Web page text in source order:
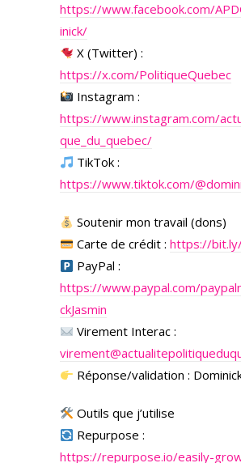
https://www.facebook.com/
inick/
X (Twitter) :
https://x.com/PolitiqueQuebec
Instagram :
https://www.instagram.com/
que_du_quebec/
TikTok :
https://www.tiktok.com/
Soutenir mon travail (dons)
Carte de crédit :https://
PayPal :
https://www.paypal.com/
ckJasmin
Virement Interac :
Réponse/validation :
Outils que j’utilise
Repurpose :
https://repurpose.io/easily-